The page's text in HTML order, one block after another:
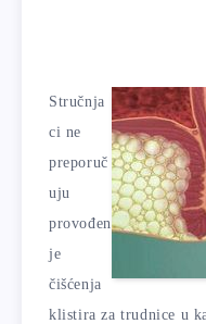
Stručnja
ci ne
preporuč
uju
provođen
je
čišćenja
klistira za trudnice u